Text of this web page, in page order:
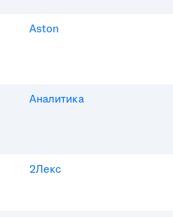
Aston
Аналитика
2Лекс